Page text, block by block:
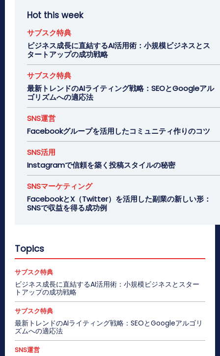
Hot this week
サブスク特典
ビジネス成長に直結するAI活用術：小規模ビジネスとス
タートアップの成功戦略
サブスク特典
最新トレンドのAIライティング戦略：SEOとGoogleアル
ゴリズムへの適応法
SNS運営
Facebookグループを活用したコミュニティ作りのコツ
SNS活用
Instagramで信頼を築く投稿スタイルの秘密
SNSマーケティング
FacebookとX（Twitter）を活用した副業の新しい形：
SNSで収益を得る成功例
Topics
サブスク特典
ビジネス成長に直結するAI活用術：小規模ビジネスとスター
トアップの成功戦略
サブスク特典
最新トレンドのAIライティング戦略：SEOとGoogleアルゴリ
ズムへの適応法
SNS運営